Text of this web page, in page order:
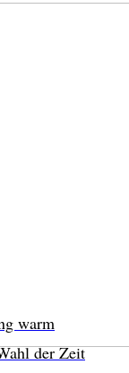
warm
der Zeit